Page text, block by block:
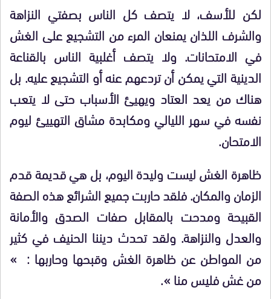
لكن للأسف، لا يتصف كل الناس بصفتي النزاهة
والشرف اللذان يمنعان المرء من التشجيع على الغش
في الامتحانات. ولا يتصف أغلبية الناس بالقناعة
الدينية التي يمكن أن تردعهم عنه أو التشجيع عليه. بل
هناك من يعد العتاد ويهيئ الأسباب حتى لا يتعب
نفسه في سهر الليالي ومكابدة مشاق التهييئ ليوم
الامتحان.
ظاهرة الغش ليست وليدة اليوم، بل هي قديمة قدم
الزمان والمكان. فلقد حاربت جميع الشرائع هذه الصفة
القبيحة ومدحت بالمقابل صفات الصدق والأمانة
والعدل والنزاهة. ولقد تحدث ديننا الحنيف في كثير
من المواطن عن ظاهرة الغش وقبحها وحاربها : »
من غش فليس منا ».